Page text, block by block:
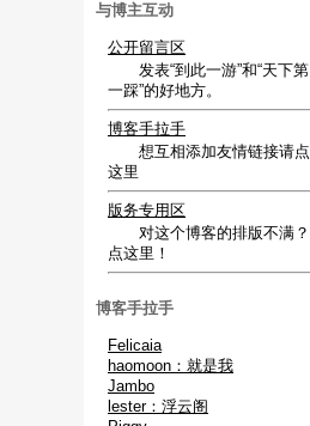
与博主互动
公开留言区
发表“到此一游”和“天下第
一踩”的好地方。
博客手拉手
想互相添加友情链接请点
这里
版务专用区
对这个博客的排版不满？
点这里！
博客手拉手
Felicaia
haomoon：就是我
Jambo
lester：浮云阁